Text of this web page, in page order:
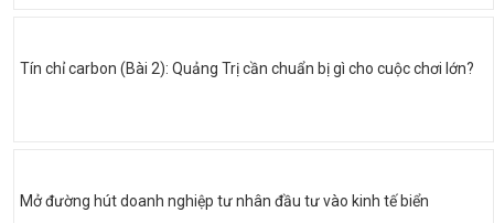
Tín chỉ carbon (Bài 2): Quảng Trị cần chuẩn bị gì cho cuộc chơi lớn?
Mở đường hút doanh nghiệp tư nhân đầu tư vào kinh tế biển